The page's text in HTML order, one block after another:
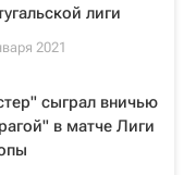
лиги
2021
сыграл вничью
в матче Лиги